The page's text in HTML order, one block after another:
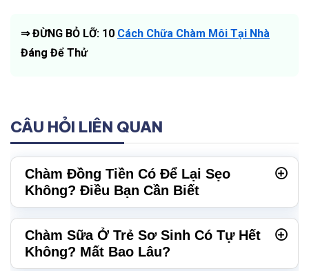
⇒ ĐỪNG BỎ LỠ: 10 Cách Chữa Chàm Môi Tại Nhà
Đáng Để Thử
CÂU HỎI LIÊN QUAN
Chàm Đồng Tiền Có Để Lại Sẹo
Không? Điều Bạn Cần Biết
Chàm Sữa Ở Trẻ Sơ Sinh Có Tự Hết
Không? Mất Bao Lâu?